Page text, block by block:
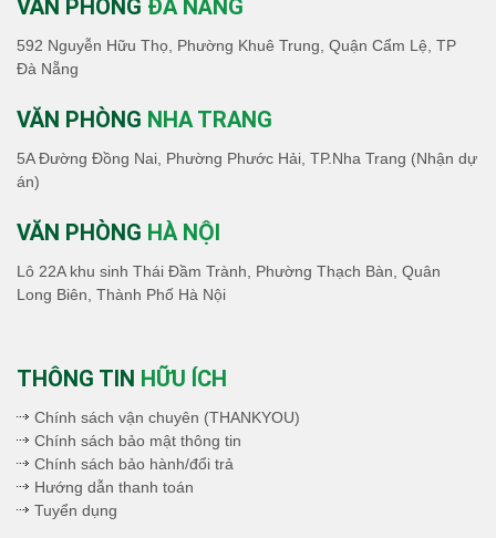
VĂN PHÒNG ĐÀ NẴNG
592 Nguyễn Hữu Thọ, Phường Khuê Trung, Quận Cẩm Lệ, TP
Đà Nẵng
VĂN PHÒNG NHA TRANG
5A Đường Đồng Nai, Phường Phước Hải, TP.Nha Trang (Nhận dự
án)
VĂN PHÒNG HÀ NỘI
Lô 22A khu sinh Thái Đầm Trành, Phường Thạch Bàn, Quân
Long Biên, Thành Phố Hà Nội
THÔNG TIN HỮU ÍCH
Chính sách vận chuyên (THANKYOU)
Chính sách bảo mật thông tin
Chính sách bảo hành/đổi trả
Hướng dẫn thanh toán
Tuyển dụng